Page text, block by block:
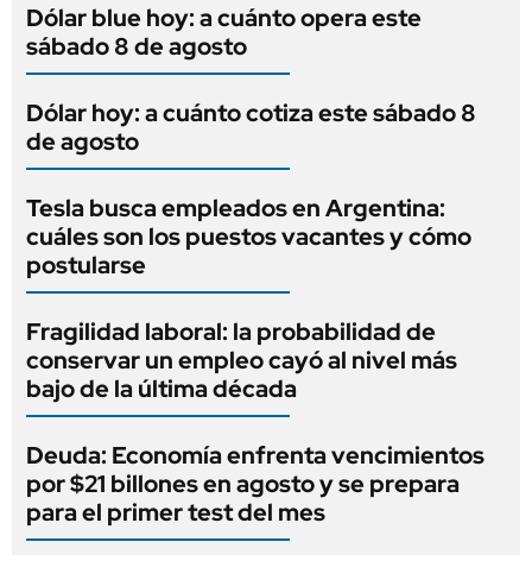
Dólar blue hoy: a cuánto opera este
sábado 8 de agosto
Dólar hoy: a cuánto cotiza este sábado 8
de agosto
Tesla busca empleados en Argentina:
cuáles son los puestos vacantes y cómo
postularse
Fragilidad laboral: la probabilidad de
conservar un empleo cayó al nivel más
bajo de la última década
Deuda: Economía enfrenta vencimientos
por $21 billones en agosto y se prepara
para el primer test del mes